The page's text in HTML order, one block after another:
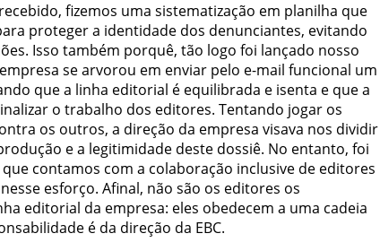
fizemos uma sistematização em planilha que
proteger a identidade dos denunciantes, evitando
Isso também porquê, tão logo foi lançado nosso
se arvorou em enviar pelo e-mail funcional um
que a linha editorial é equilibrada e isenta e que a
o trabalho dos editores. Tentando jogar os
os outros, a direção da empresa visava nos dividir
e a legitimidade deste dossiê. No entanto, foi
contamos com a colaboração inclusive de editores
esforço. Afinal, não são os editores os
editorial da empresa: eles obedecem a uma cadeia
é da direção da EBC.